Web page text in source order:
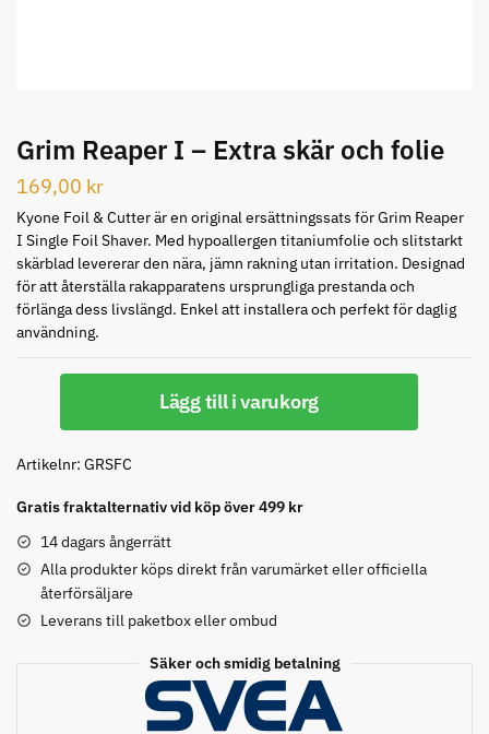
Grim Reaper I – Extra skär och folie
169,00 kr
Kyone Foil & Cutter är en original ersättningssats för Grim Reaper
I Single Foil Shaver. Med hypoallergen titaniumfolie och slitstarkt
skärblad levererar den nära, jämn rakning utan irritation. Designad
för att återställa rakapparatens ursprungliga prestanda och
förlänga dess livslängd. Enkel att installera och perfekt för daglig
användning.
-
skär
och
folie
mängd
Lägg till i varukorg
Artikelnr: GRSFC
Gratis fraktalternativ vid köp över 499 kr
14 dagars ångerrätt
Alla produkter köps direkt från varumärket eller officiella
återförsäljare
Leverans till paketbox eller ombud
Säker och smidig betalning
49.00 kr
Info Köp
1499.00 kr
Info
Comair toppapper vikta - 70 mm
x 50 mm - 500 st
59.00 kr
Köp
STORSÄLJARE
Info